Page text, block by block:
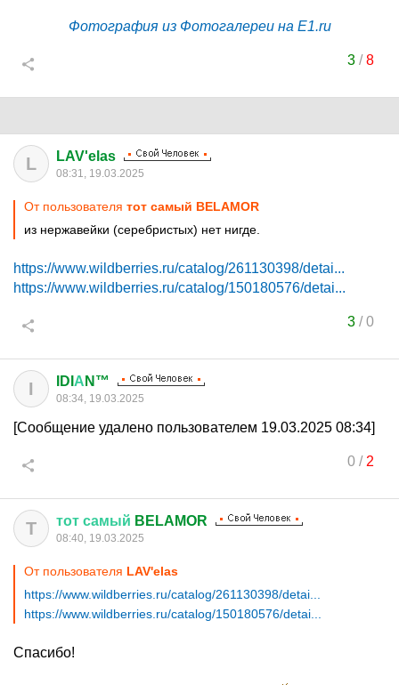
Фотография из Фотогалереи на E1.ru
3/8
L LAV'elas
08:31, 19.03.2025
От пользователя тот самый BELAMOR
из нержавейки (серебристых) нет нигде.
https://www.wildberries.ru/catalog/261130398/detai...
https://www.wildberries.ru/catalog/150180576/detai...
3/0
I IDI А N™
08:34, 19.03.2025
[Сообщение удалено пользователем 19.03.2025 08:34]
0/ 2
Т тот самый BELAMOR
08:40, 19.03.2025
От пользователя LAV'elas
https://www.wildberries.ru/catalog/261130398/detai...
https://www.wildberries.ru/catalog/150180576/detai...
Спасибо!